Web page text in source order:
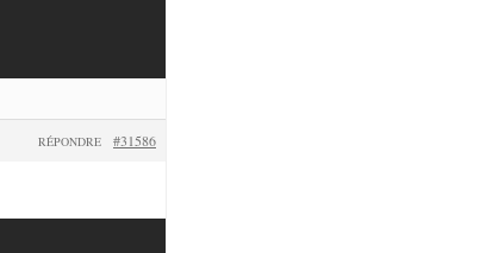
#31586
RÉPONDRE